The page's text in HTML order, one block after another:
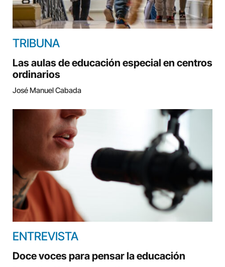
TRIBUNA
Las aulas de educación especial en centros
ordinarios
José Manuel Cabada
ENTREVISTA
Doce voces para pensar la educación